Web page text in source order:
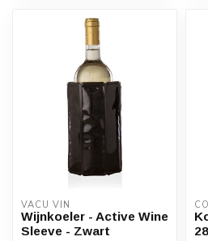
VACU VIN
Wijnkoeler - Active Wine
Sleeve - Zwart